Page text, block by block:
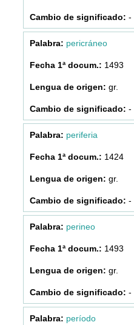
-
pericráneo
1493
gr.
-
periferia
1424
gr.
-
perineo
1493
gr.
-
período